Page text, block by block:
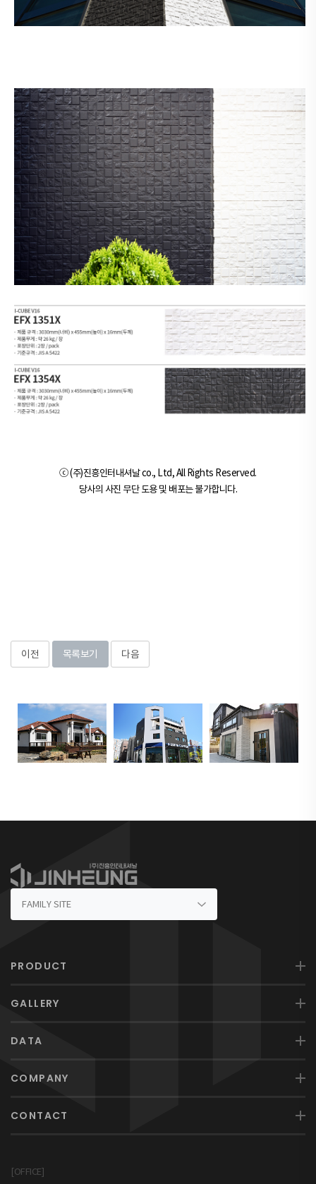
ⓒ (주)진흥인터내셔날 co., Ltd, All Rights Reserved.
당사의 사진 무단 도용 및 배포는 불가합니다.
이전 목록보기 다음
PRODUCT
GALLERY
DATA
COMPANY
CONTACT
[OFFICE]